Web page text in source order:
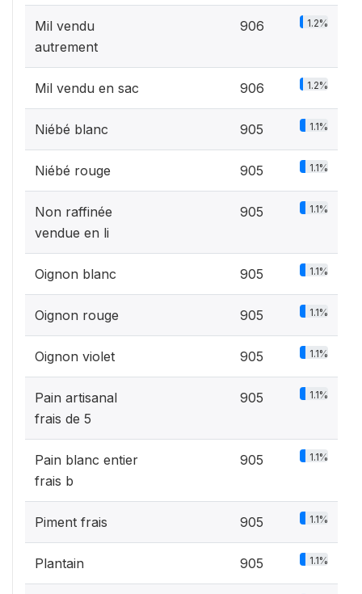
Mil vendu
autrement
906 1.2%
Mil vendu en sac 906 1.2%
Niébé blanc 905 1.1%
Niébé rouge 905 1.1%
Non raffinée
vendue en li
905 1.1%
Oignon blanc 905 1.1%
Oignon rouge 905 1.1%
Oignon violet 905 1.1%
Pain artisanal
frais de 5
905 1.1%
Pain blanc entier
frais b
905 1.1%
Piment frais 905 1.1%
Plantain 905 1.1%